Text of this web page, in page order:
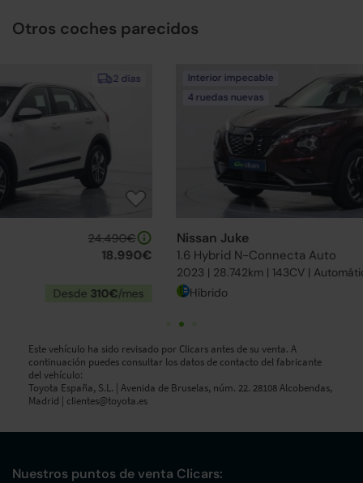
Otros coches parecidos
2 días
Interior impecable
4 ruedas nuevas
1.6 Hybrid N-Connecta Auto
2023 | 28.742km | 143CV | Automático
18.890€
Híbrido
Este vehículo ha sido revisado por Clicars antes de su venta. A
continuación puedes consultar los datos de contacto del fabricante
del vehículo:
Toyota España, S.L. | Avenida de Bruselas, núm. 22. 28108 Alcobendas,
Madrid | clientes@toyota.es
Nuestros puntos de venta Clicars: